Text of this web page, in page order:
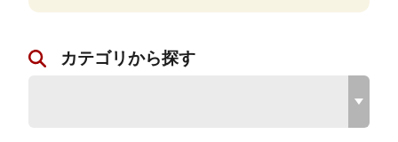
カテゴリから探す